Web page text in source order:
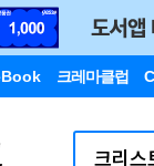
크레마클럽